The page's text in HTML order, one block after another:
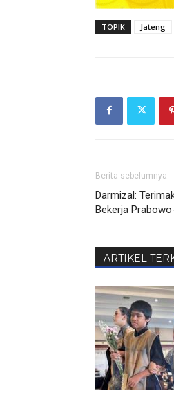
TOPIK Jateng
Berita sebelumnya
Darmizal:
Bekerja
ARTIKEL